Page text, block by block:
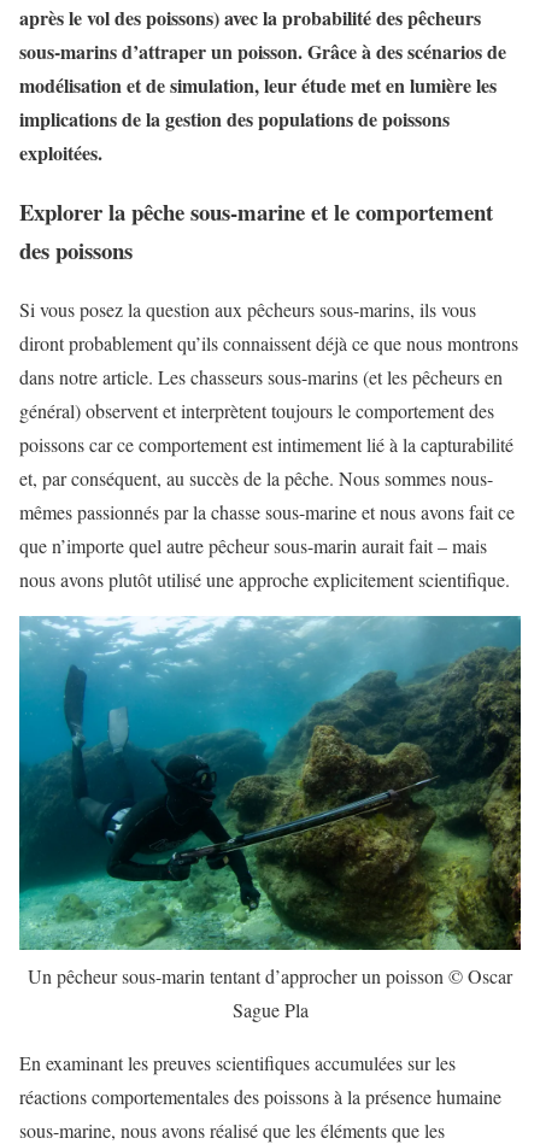
après le vol des poissons) avec la probabilité des pêcheurs
sous-marins d’attraper un poisson. Grâce à des scénarios de
modélisation et de simulation, leur étude met en lumière les
implications de la gestion des populations de poissons
exploitées.
Explorer la pêche sous-marine et le comportement
des poissons
Si vous posez la question aux pêcheurs sous-marins, ils vous
diront probablement qu’ils connaissent déjà ce que nous montrons
dans notre article. Les chasseurs sous-marins (et les pêcheurs en
général) observent et interprètent toujours le comportement des
poissons car ce comportement est intimement lié à la capturabilité
et, par conséquent, au succès de la pêche. Nous sommes nous-
mêmes passionnés par la chasse sous-marine et nous avons fait ce
que n’importe quel autre pêcheur sous-marin aurait fait – mais
nous avons plutôt utilisé une approche explicitement scientifique.
Un pêcheur sous-marin tentant d’approcher un poisson © Oscar
Sague Pla
En examinant les preuves scientifiques accumulées sur les
réactions comportementales des poissons à la présence humaine
sous-marine, nous avons réalisé que les éléments que les